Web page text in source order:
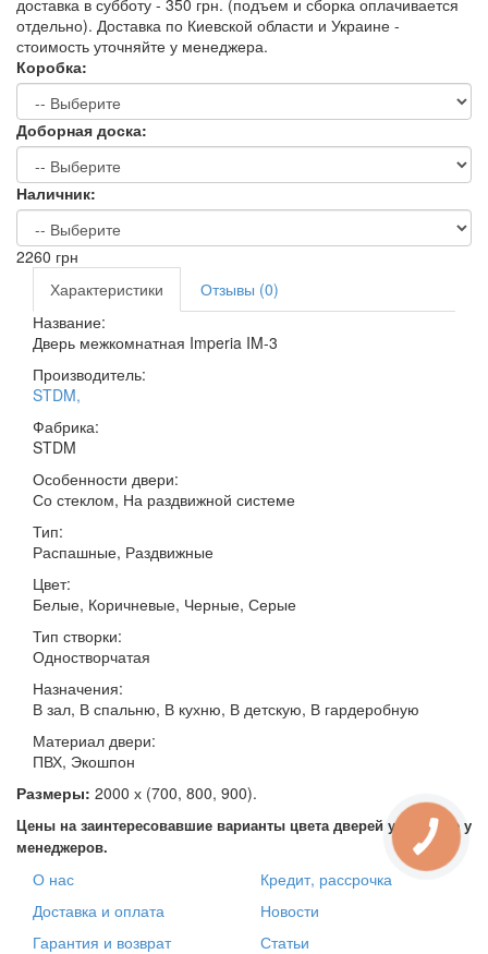
доставка в субботу - 350 грн. (подъем и сборка оплачивается
отдельно). Доставка по Киевской области и Украине -
стоимость уточняйте у менеджера.
Коробка:
Доборная доска:
Наличник:
2260 грн
Характеристики
Отзывы (0)
Название:
Дверь межкомнатная Imperia IM-3
Производитель:
STDM,
Фабрика:
STDM
Особенности двери:
Со стеклом, На раздвижной системе
Тип:
Распашные, Раздвижные
Цвет:
Белые, Коричневые, Черные, Серые
Тип створки:
Одностворчатая
Назначения:
В зал, В спальню, В кухню, В детскую, В гардеробную
Материал двери:
ПВХ, Экошпон
Размеры: 2000 х (700, 800, 900).
Цены на заинтересовавшие варианты цвета дверей уточняйте у
менеджеров.
О нас
Доставка и оплата
Гарантия и возврат
Кредит, рассрочка
Новости
Статьи